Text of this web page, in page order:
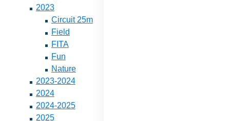
2023
Circuit 25m
Field
FITA
Fun
Nature
2023-2024
2024
2024-2025
2025